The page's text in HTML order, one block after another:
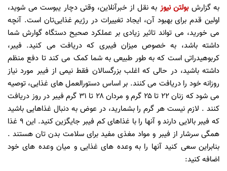
به گزارشبولتن نیوز به نقل از خبرآنلاین، وقتی دچار یبوست می شوید،
اولین قدم برای بهبود آن، ایجاد تغییرات در رژیم غذایی‌تان است. آنچه
می خورید، می تواند تاثیر زیادی بر عملکرد صحیح دستگاه گوارش شما
داشته باشد، به خصوص میزان فیبری که دریافت می کنید. فیبر،
کربوهیدراتی است که به طور طبیعی به شما کمک می کند تا دفع منظم
داشته باشید، در حالی که اغلب بزرگسالان فقط نیمی از فیبر مورد نیاز
روزانه خود را دریافت می کنند. بر اساس دستورالعمل های غذایی، توصیه
می شود که زنان ۲۲ تا ۲۵ گرم و مردان ۲۸ تا ۳۱ گرم فیبر در روز دریافت
کنند . لازم نیست هر گرم را بشمارید، در عوض به دنبال غذاهایی باشید
که فیبر بالایی دارند و آنها را با غذاهای کم فیبر جایگزین کنید. این ۹ غذا
همگی سرشار از فیبر و مواد مغذی مفید برای سلامت بدن تان هستند .
بنابراین سعی کنید آنها را به وعده های غذایی و میان وعده های خود
اضافه کنید: